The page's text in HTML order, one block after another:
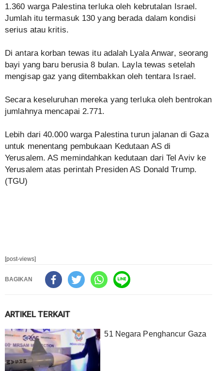
1.360 warga Palestina terluka oleh kebrutalan Israel.
Jumlah itu termasuk 130 yang berada dalam kondisi
serius atau kritis.
Di antara korban tewas itu adalah Lyala Anwar, seorang
bayi yang baru berusia 8 bulan. Layla tewas setelah
mengisap gaz yang ditembakkan oleh tentara Israel.
Secara keseluruhan mereka yang terluka oleh bentrokan
jumlahnya mencapai 2.771.
Lebih dari 40.000 warga Palestina turun jalanan di Gaza
untuk menentang pembukaan Kedutaan AS di
Yerusalem. AS memindahkan kedutaan dari Tel Aviv ke
Yerusalem atas perintah Presiden AS Donald Trump.
(TGU)
[post-views]
BAGIKAN
ARTIKEL TERKAIT
51 Negara Penghancur Gaza